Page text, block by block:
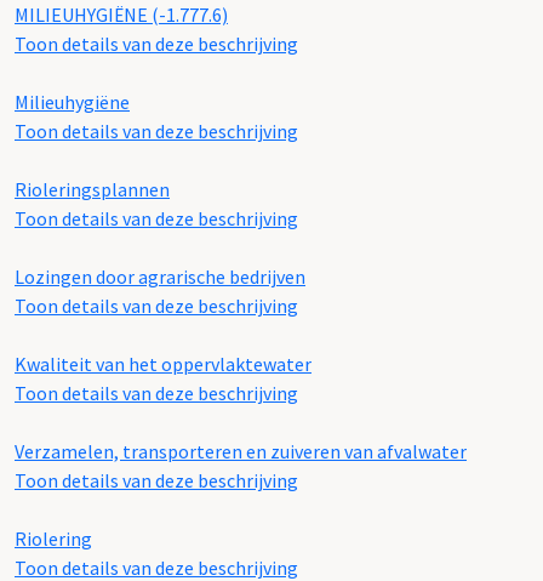
MILIEUHYGIËNE (-1.777.6)
Toon details van deze beschrijving
Milieuhygiëne
Toon details van deze beschrijving
Rioleringsplannen
Toon details van deze beschrijving
Lozingen door agrarische bedrijven
Toon details van deze beschrijving
Kwaliteit van het oppervlaktewater
Toon details van deze beschrijving
Verzamelen, transporteren en zuiveren van afvalwater
Toon details van deze beschrijving
Riolering
Toon details van deze beschrijving